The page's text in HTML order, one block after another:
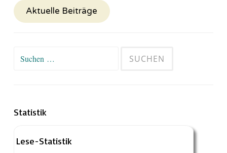
Aktuelle Beiträge
Suchen
Statistik
Lese-Statistik